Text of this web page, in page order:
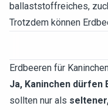
ballaststoffreiches,
Trotzdem können
Erdbeeren für
Ja, Kaninchen dürfen
sollten nur als